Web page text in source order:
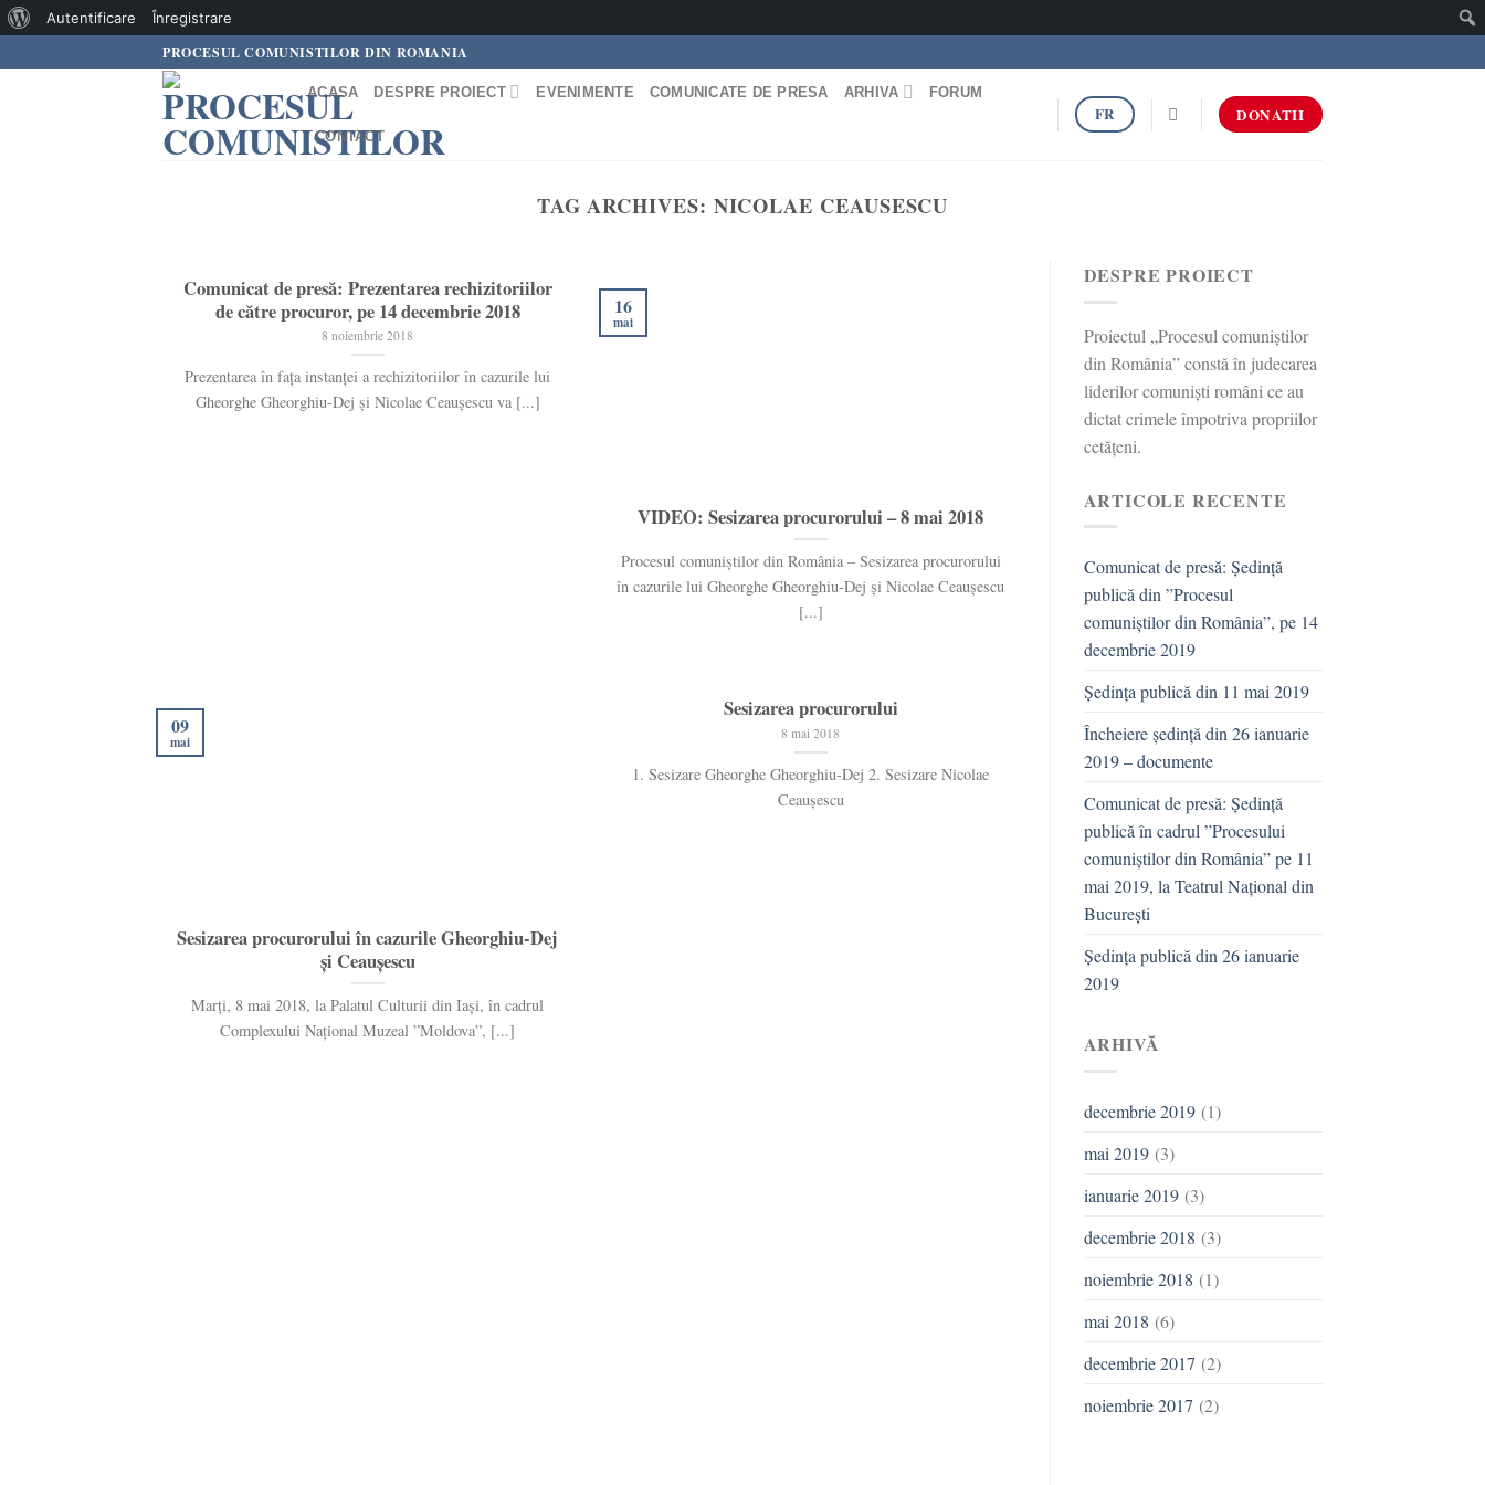
Despre
Autentificare
Înregistrare
to
PROCESUL COMUNISTILOR DIN ROMANIA
ACASA DESPRE PROIECT EVENIMENTE COMUNICATE DE PRESA ARHIVA FORUM
CONTACT
FR DONATII
TAG ARCHIVES: NICOLAE CEAUSESCU
Comunicat de presă: Prezentarea rechizitoriilor
de către procuror, pe 14 decembrie 2018
8 noiembrie 2018
Prezentarea în fața instanței a rechizitoriilor în cazurile lui
Gheorghe Gheorghiu-Dej și Nicolae Ceaușescu va [...]
VIDEO: Sesizarea procurorului – 8 mai 2018
Procesul comuniștilor din România – Sesizarea procurorului
în cazurile lui Gheorghe Gheorghiu-Dej și Nicolae Ceaușescu
[...]
16
mai
Sesizarea procurorului în cazurile Gheorghiu-Dej
și Ceaușescu
Marți, 8 mai 2018, la Palatul Culturii din Iași, în cadrul
Complexului Național Muzeal ”Moldova”, [...]
09
mai
Sesizarea procurorului
8 mai 2018
1. Sesizare Gheorghe Gheorghiu-Dej 2. Sesizare Nicolae
Ceaușescu
DESPRE PROIECT
Proiectul „Procesul comuniștilor
din România” constă în judecarea
liderilor comuniști români ce au
dictat crimele împotriva propriilor
cetățeni.
ARTICOLE RECENTE
Comunicat de presă: Ședință
publică din ”Procesul
comuniștilor din România”, pe 14
decembrie 2019
Ședința publică din 11 mai 2019
Încheiere ședință din 26 ianuarie
2019 – documente
Comunicat de presă: Ședință
publică în cadrul ”Procesului
comuniștilor din România” pe 11
mai 2019, la Teatrul Național din
București
Ședința publică din 26 ianuarie
2019
ARHIVĂ
decembrie 2019(1)
mai 2019(3)
ianuarie 2019(3)
decembrie 2018 (3)
noiembrie 2018 (1)
mai 2018 (6)
decembrie 2017 (2)
noiembrie 2017 (2)